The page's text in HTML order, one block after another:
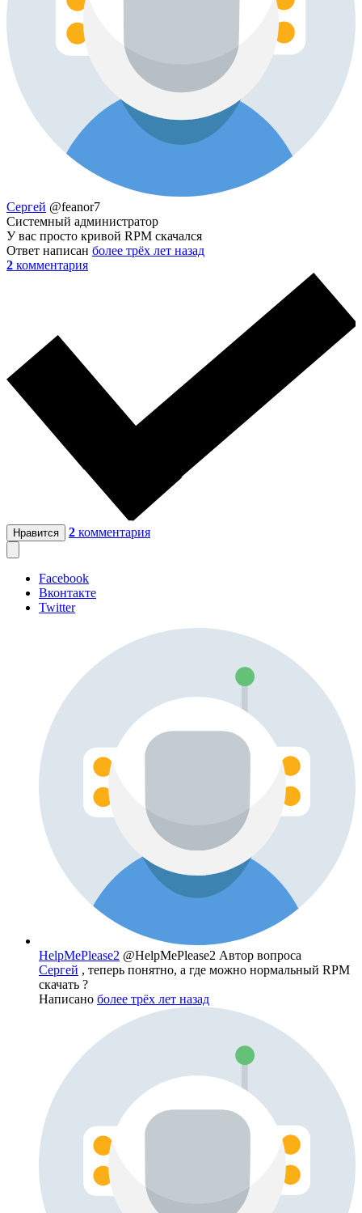
Сергей @feanor7
Системный администратор
У вас просто кривой RPM скачался
Ответ написан более трёх лет назад
2 комментария
Нравится 2 комментария
Facebook
Вконтакте
Twitter
HelpMePlease2 @HelpMePlease2 Автор вопроса
Сергей , теперь понятно, а где можно нормальный RPM
скачать ?
Написано более трёх лет назад